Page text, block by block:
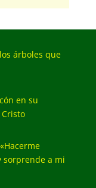
árboles que
en su
«Hacerme
sorprende a mi